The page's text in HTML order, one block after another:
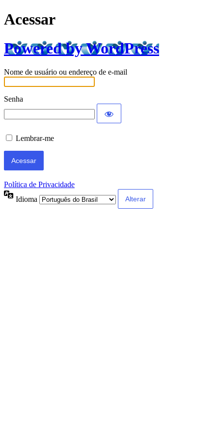
Acessar
Powered by WordPress
Nome de usuário ou endereço de e-mail
Senha
Lembrar-me
Política de Privacidade
Idioma